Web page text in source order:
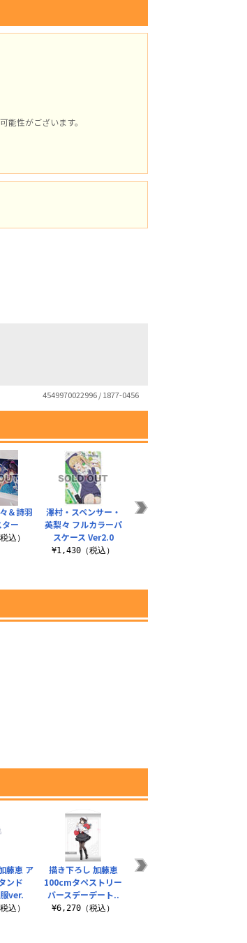
性がございます。
4549970022996 / 1877-0456
＆詩羽
ー
込）
澤村・スペンサー・
英梨々 フルカラーパ
スケース Ver2.0
¥1,430（税込）
劇場版 澤村・スペン
藤恵 ア
ンド
服ver.
込）
描き下ろし 加藤恵
100cmタペストリー
バースデーデート..
¥6,270（税込）
冴えない英梨々の屋